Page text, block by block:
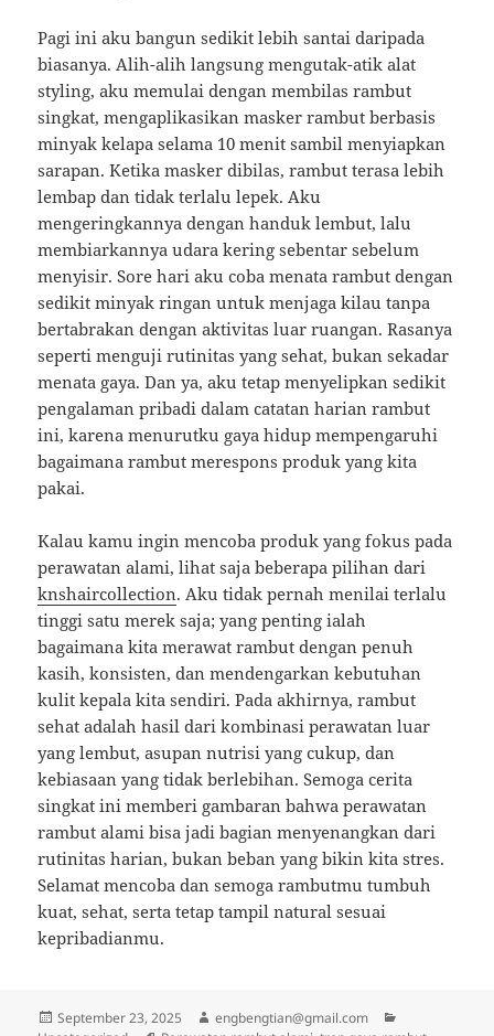
Pagi ini aku bangun sedikit lebih santai daripada
biasanya. Alih-alih langsung mengutak-atik alat
styling, aku memulai dengan membilas rambut
singkat, mengaplikasikan masker rambut berbasis
minyak kelapa selama 10 menit sambil menyiapkan
sarapan. Ketika masker dibilas, rambut terasa lebih
lembap dan tidak terlalu lepek. Aku
mengeringkannya dengan handuk lembut, lalu
membiarkannya udara kering sebentar sebelum
menyisir. Sore hari aku coba menata rambut dengan
sedikit minyak ringan untuk menjaga kilau tanpa
bertabrakan dengan aktivitas luar ruangan. Rasanya
seperti menguji rutinitas yang sehat, bukan sekadar
menata gaya. Dan ya, aku tetap menyelipkan sedikit
pengalaman pribadi dalam catatan harian rambut
ini, karena menurutku gaya hidup mempengaruhi
bagaimana rambut merespons produk yang kita
pakai.
Kalau kamu ingin mencoba produk yang fokus pada
perawatan alami, lihat saja beberapa pilihan dari
knshaircollection. Aku tidak pernah menilai terlalu
tinggi satu merek saja; yang penting ialah
bagaimana kita merawat rambut dengan penuh
kasih, konsisten, dan mendengarkan kebutuhan
kulit kepala kita sendiri. Pada akhirnya, rambut
sehat adalah hasil dari kombinasi perawatan luar
yang lembut, asupan nutrisi yang cukup, dan
kebiasaan yang tidak berlebihan. Semoga cerita
singkat ini memberi gambaran bahwa perawatan
rambut alami bisa jadi bagian menyenangkan dari
rutinitas harian, bukan beban yang bikin kita stres.
Selamat mencoba dan semoga rambutmu tumbuh
kuat, sehat, serta tetap tampil natural sesuai
kepribadianmu.
Posted
September 23, 2025 Author
engbengtian@gmail.com